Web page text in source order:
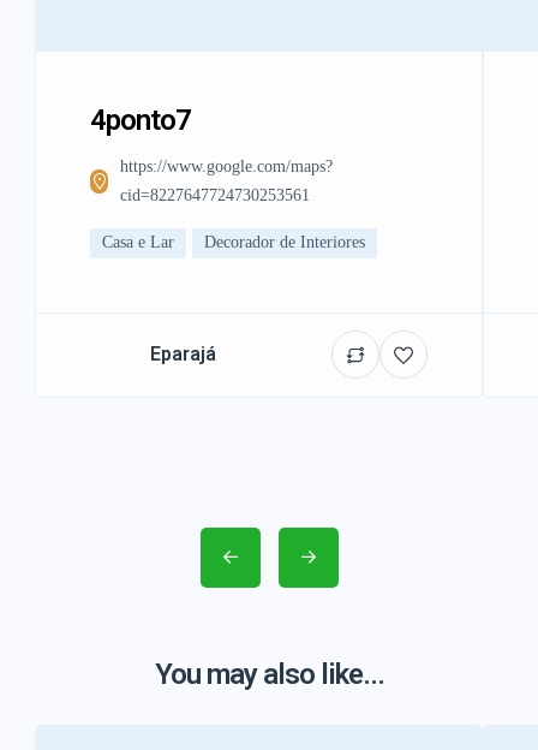
4ponto7
https://www.google.com/maps?
cid=8227647724730253561
Casa e Lar Decorador de Interiores
Eparajá
You may also like...